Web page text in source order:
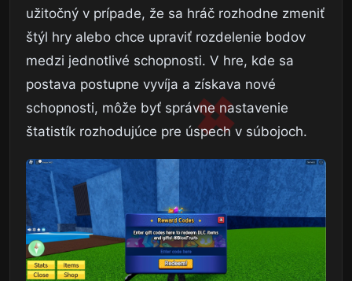
užitočný v prípade, že sa hráč rozhodne zmeniť
štýl hry alebo chce upraviť rozdelenie bodov
medzi jednotlivé schopnosti. V hre, kde sa
postava postupne vyvíja a získava nové
schopnosti, môže byť správne nastavenie
štatistík rozhodujúce pre úspech v súbojoch.